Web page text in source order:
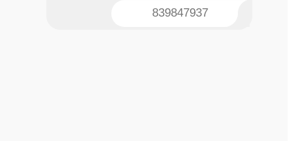
839847937